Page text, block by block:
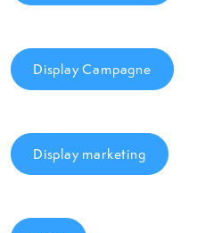
Display Campagne
Display marketing